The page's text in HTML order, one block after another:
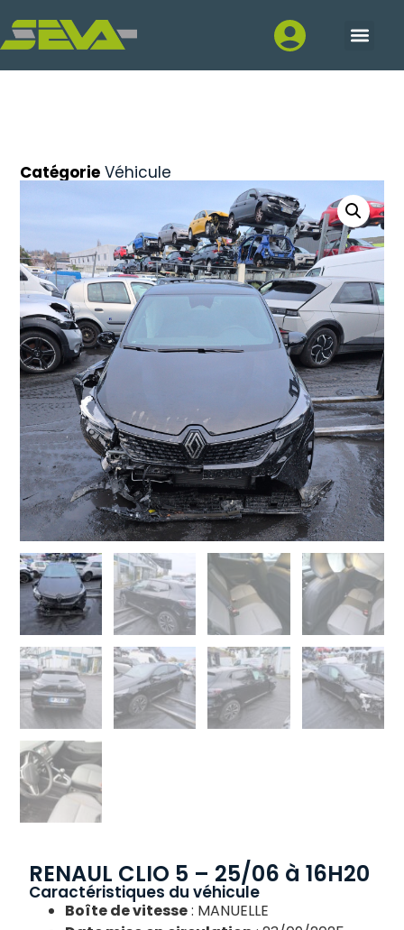
Catégorie Véhicule
RENAUL CLIO 5 – 25/06 à 16H20
Caractéristiques du véhicule
Boîte de vitesse: MANUELLE